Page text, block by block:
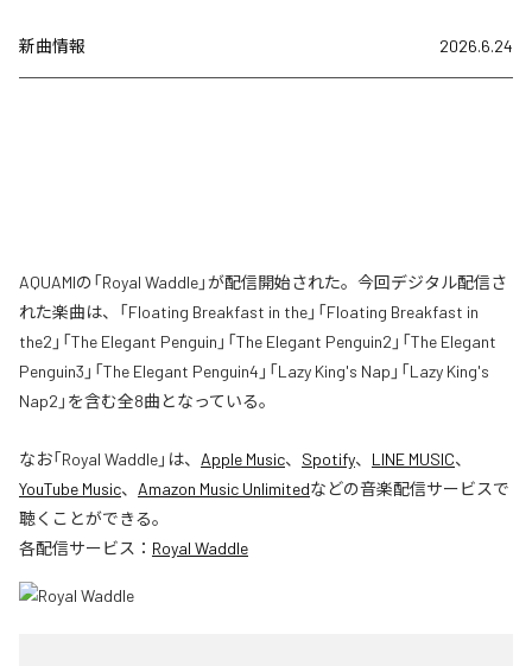
新曲情報 2026.6.24
AQUAMIの「Royal Waddle」が配信開始された。今回デジタル配信さ
れた楽曲は、「Floating Breakfast in the」「Floating Breakfast in
the2」「The Elegant Penguin」「The Elegant Penguin2」「The Elegant
Penguin3」「The Elegant Penguin4」「Lazy King's Nap」「Lazy King's
Nap2」を含む全8曲となっている。
なお「Royal Waddle」は、 Apple Music、 Spotify、 LINE MUSIC、
YouTube Music、 Amazon Music Unlimitedなどの音楽配信サービスで
聴くことができる。
各配信サービス： Royal Waddle